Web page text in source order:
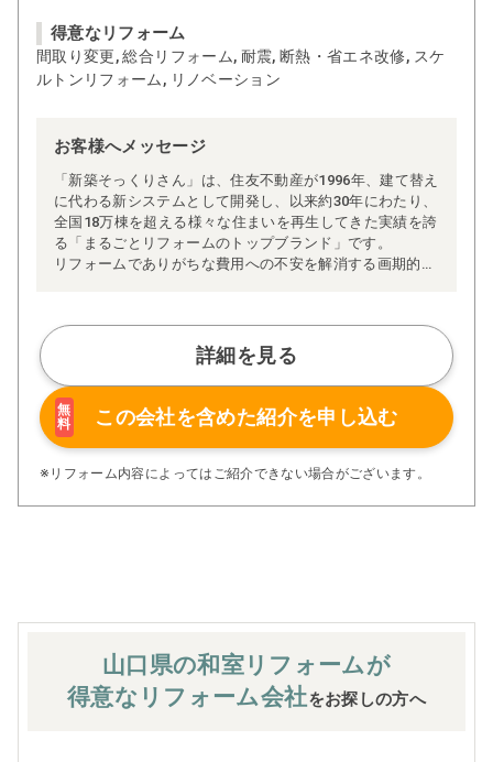
得意なリフォーム
間取り変更, 総合リフォーム, 耐震, 断熱・省エネ改修, スケ
ルトンリフォーム, リノベーション
お客様へメッセージ
「新築そっくりさん」は、住友不動産が1996年、建て替え
に代わる新システムとして開発し、以来約30年にわたり、
全国18万棟を超える様々な住まいを再生してきた実績を誇
る「まるごとリフォームのトップブランド」です。
リフォームでありがちな費用への不安を解消する画期的な
ム」、経験豊かなセールスエンジニアによる「一貫担当
制」などが高い信頼を得ています。
また、大規模リフォームに習熟した施工管理者が現場を統
括する「専属棟梁制」、豊富な実績に裏付けられた充実の
施工マニュアルや検査体制により高い施工品質を実現。
さらに、住友不動産のリフォームならではの充実の保証、
アフターサービス体制で工事後も安心です。
ぜひ、あなたの大切なお住まいの再生を私たちにお任せく
詳細を見る
無
料
この会社を含めた紹介を申し込む
※リフォーム内容によってはご紹介できない場合がございます。
山口県の和室 リフォームが
得意なリフォーム会社をお探しの方へ